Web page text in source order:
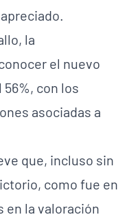
la
el nuevo
con los
asociadas a
que, incluso sin
como fue en
en la valoración